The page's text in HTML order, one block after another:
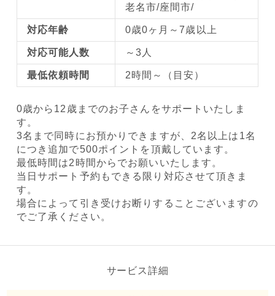
老名市/座間市/
対応年齢 0歳0ヶ月～7歳以上
対応可能人数 ～3人
最低依頼時間 2時間～（目安）
0歳から12歳までのお子さんをサポートいたしま
す。
3名まで同時にお預かりできますが、2名以上は1名
につき追加で500ポイントを頂戴しています。
最低時間は2時間からでお願いいたします。
当日サポート予約もできる限り対応させて頂きま
す。
場合によって引き受けお断りすることございますの
でご了承ください。
サービス詳細